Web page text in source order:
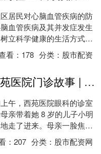
居民对心脑血管疾病的防
血管疾病及其并发症发生
立科学健康的生活方式，
金海社区红十字工作站于
看： 178 分类： 股市配资
E融配资 西苑医院门诊故事 | 中医药妙用，儿童不自主眨眼得宁_治疗_孩子_临床
午，西苑医院眼科的诊室
亲带着她 8 岁的儿子小明
地走了进来。母亲一脸焦
忧心忡忡： “大夫，您看
：207 分类： 股市配资网